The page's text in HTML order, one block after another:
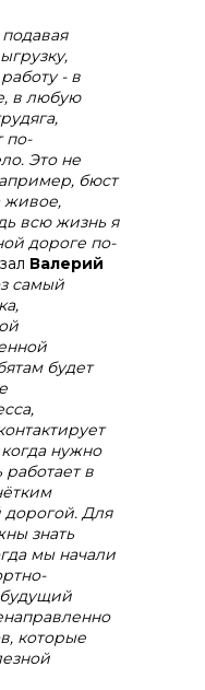
- в
в любую
по-
Это не
бюст
живое,
всю жизнь я
дороге по-
Валерий
самый
будет
нужно
работает в
Для
знать
мы начали
будущий
которые